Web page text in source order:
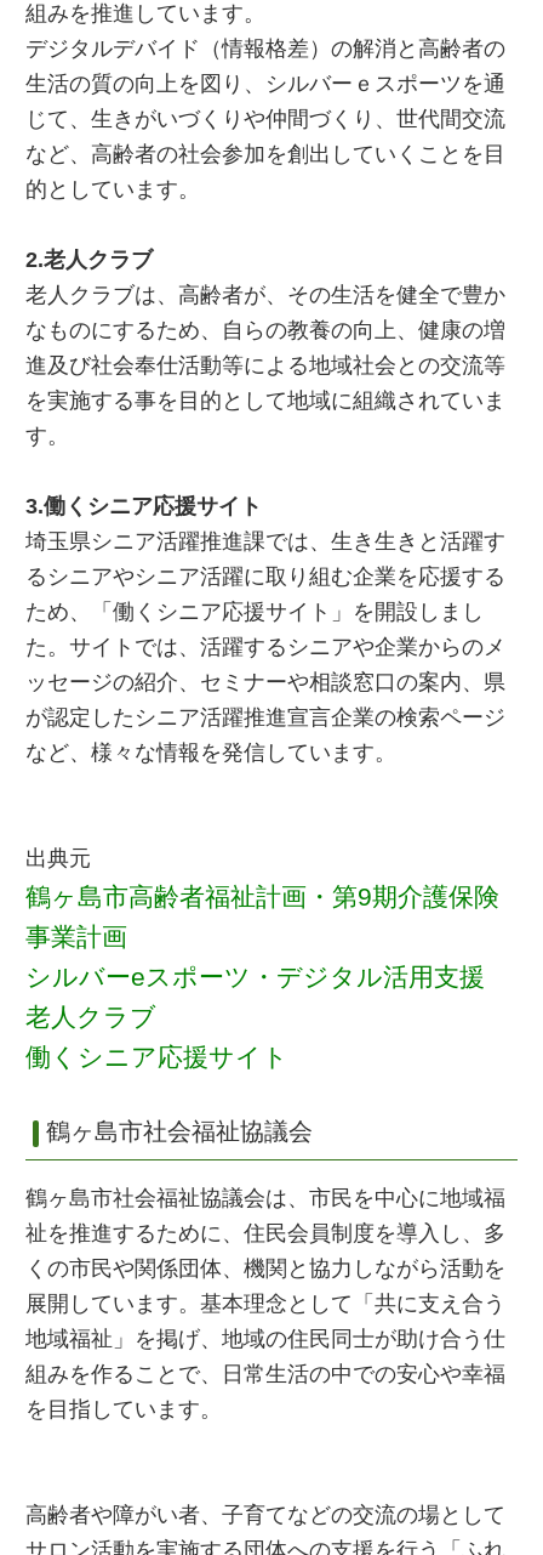
組みを推進しています。
デジタルデバイド（情報格差）の解消と高齢者の
生活の質の向上を図り、シルバーｅスポーツを通
じて、生きがいづくりや仲間づくり、世代間交流
など、高齢者の社会参加を創出していくことを目
的としています。
2.老人クラブ
老人クラブは、高齢者が、その生活を健全で豊か
なものにするため、自らの教養の向上、健康の増
進及び社会奉仕活動等による地域社会との交流等
を実施する事を目的として地域に組織されていま
す。
3.働くシニア応援サイト
埼玉県シニア活躍推進課では、生き生きと活躍す
るシニアやシニア活躍に取り組む企業を応援する
ため、「働くシニア応援サイト」を開設しまし
た。サイトでは、活躍するシニアや企業からのメ
ッセージの紹介、セミナーや相談窓口の案内、県
が認定したシニア活躍推進宣言企業の検索ページ
など、様々な情報を発信しています。
出典元
鶴ヶ島市高齢者福祉計画・第9期介護保険
事業計画
シルバーeスポーツ・デジタル活用支援
老人クラブ
働くシニア応援サイト
鶴ヶ島市社会福祉協議会
鶴ヶ島市社会福祉協議会は、市民を中心に地域福
祉を推進するために、住民会員制度を導入し、多
くの市民や関係団体、機関と協力しながら活動を
展開しています。基本理念として「共に支え合う
地域福祉」を掲げ、地域の住民同士が助け合う仕
組みを作ることで、日常生活の中での安心や幸福
を目指しています。
高齢者や障がい者、子育てなどの交流の場として
サロン活動を実施する団体への支援を行う「ふれ